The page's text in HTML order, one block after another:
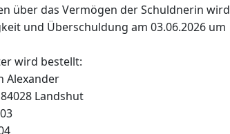
über das Vermögen der Schuldnerin wird
und Überschuldung am 03.06.2026 um
wird bestellt:
Alexander
Landshut